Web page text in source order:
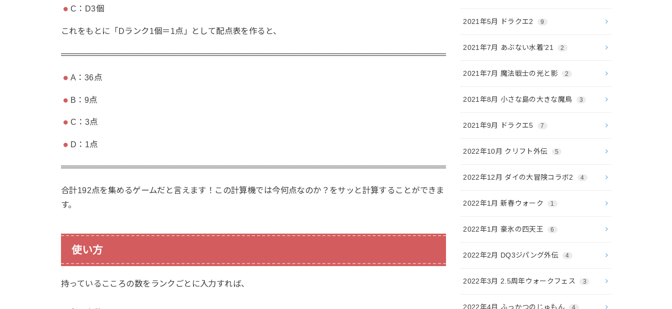
C：D3個
これをもとに「Dランク1個＝1点」として配点表を作ると、
A：36点
B：9点
C：3点
D：1点
合計192点を集めるゲームだと言えます！この計算機では今何点なのか？をサッと計算することができま
す。
使い方
持っているこころの数をランクごとに入力すれば、
2021年5月 ドラクエ2 9
2021年7月 あぶない水着'21 2
2021年7月 魔法戦士の光と影 2
2021年8月 小さな島の大きな魔鳥 3
2021年9月 ドラクエ5 7
2022年10月 クリフト外伝 5
2022年12月 ダイの大冒険コラボ2 4
2022年1月 新春ウォーク 1
2022年1月 豪氷の四天王 6
2022年2月 DQ3ジパング外伝 4
2022年3月 2.5周年ウォークフェス 3
2022年4月 ふっかつのじゅもん 4